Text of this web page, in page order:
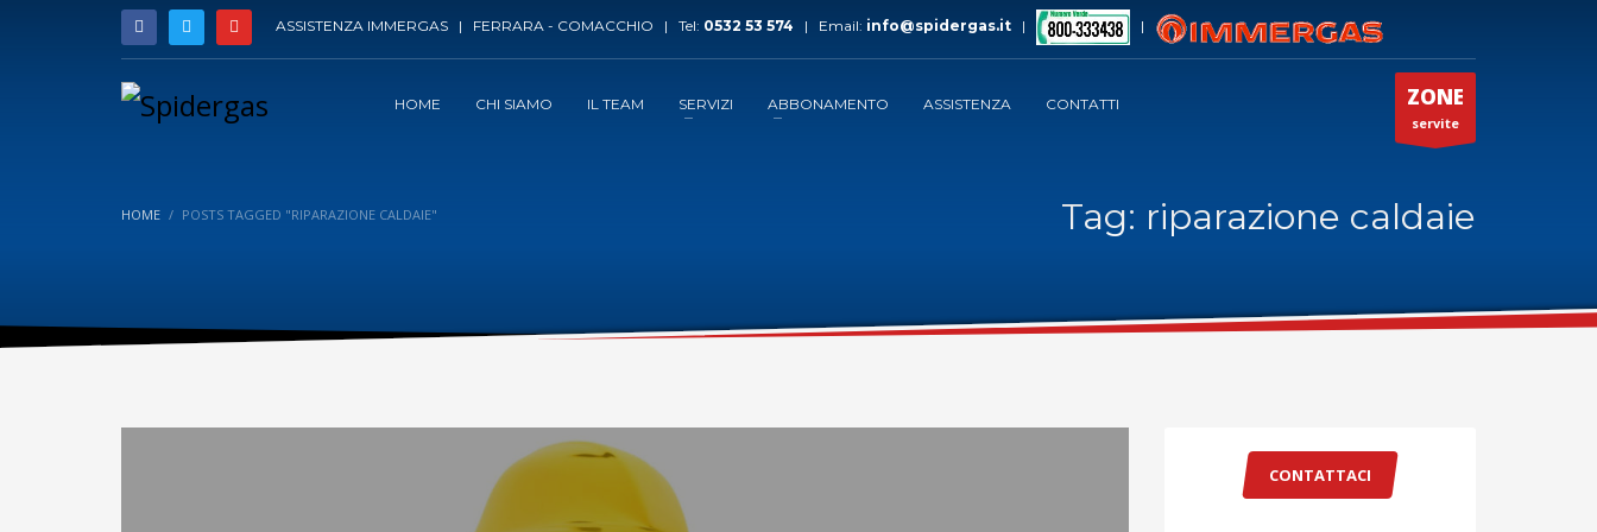
ASSISTENZA IMMERGAS | FERRARA - COMACCHIO | Tel: 0532 53 574 | Email: info@spidergas.it | |
HOME CHI SIAMO IL TEAM SERVIZI ABBONAMENTO ASSISTENZA CONTATTI ZONE
servite
HOME POSTS TAGGED "RIPARAZIONE CALDAIE" Tag: riparazione caldaie
CONTATTACI